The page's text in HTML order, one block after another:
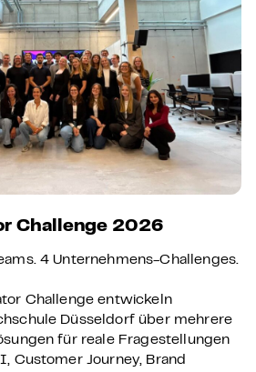
Challenge 2026
4 Unternehmens-Challenges.
Challenge entwickeln
Düsseldorf über mehrere
für reale Fragestellungen
Customer Journey, Brand